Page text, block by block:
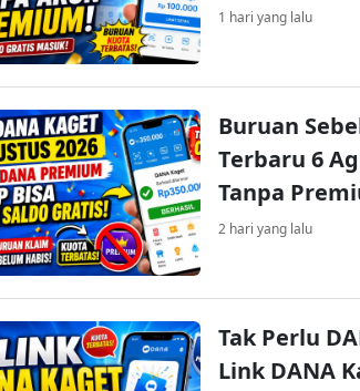
1 hari yang lalu
Buruan
Terbaru 6
Tanpa
2 hari yang lalu
Tak Perlu
Link DANA